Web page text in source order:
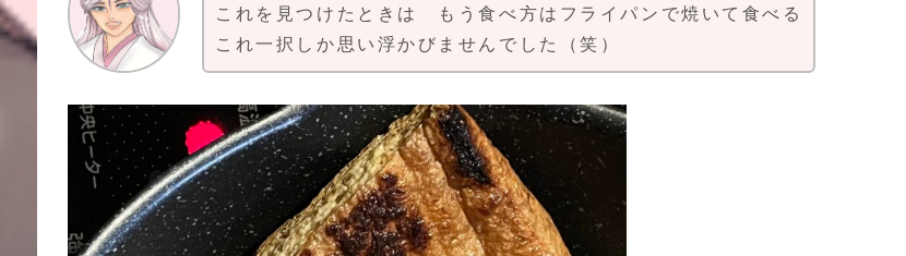
これを見つけたときは もう食べ方はフライパンで焼いて食べる
これ一択しか思い浮かびませんでした（笑）